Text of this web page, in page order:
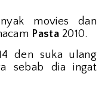
movies dan
Pasta2010.
den suka ulang
sebab dia ingat